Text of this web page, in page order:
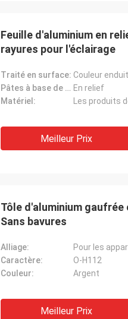
Feuille d'aluminium en
rayures pour l'éclairage
Traité en surface: Couleur enduit
Pâtes à base de bois: En relief
Matériel:
Les produits
Meilleur Prix
Tôle d'aluminium gaufrée
Sans bavures
Alliage:
Pour les
Caractère:
O-H112
Couleur:
Argent
Meilleur Prix